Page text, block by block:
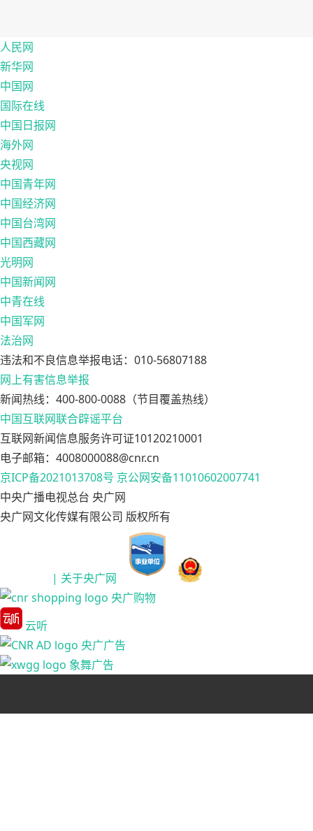
人民网
新华网
中国网
国际在线
中国日报网
海外网
央视网
中国青年网
中国经济网
中国台湾网
中国西藏网
光明网
中国新闻网
中青在线
中国军网
法治网
违法和不良信息举报电话：010-56807188
网上有害信息举报
新闻热线：400-800-0088（节目覆盖热线）
中国互联网联合辟谣平台
互联网新闻信息服务许可证10120210001
电子邮箱：4008000088@cnr.cn
京ICP备2021013708号 京公网安备11010602007741
中央广播电视总台 央广网
央广网文化传媒有限公司 版权所有
| 关于央广网
央广购物
云听
央广广告
象舞广告